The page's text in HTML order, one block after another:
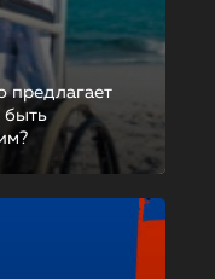
предлагает
быть